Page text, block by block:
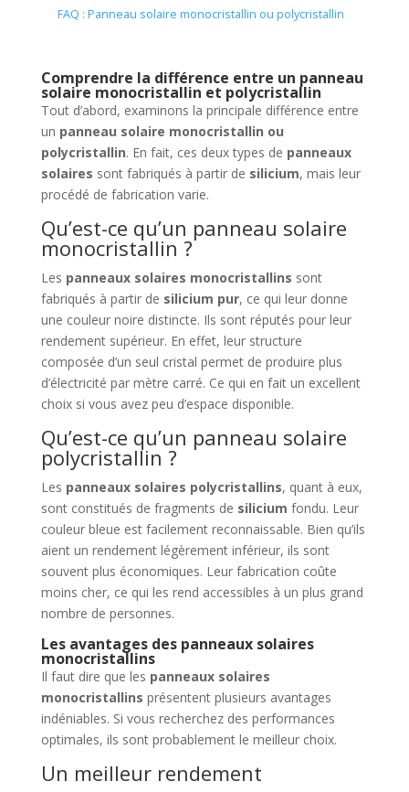
FAQ : Panneau solaire monocristallin ou polycristallin
Comprendre la différence entre un panneau
solaire monocristallin et polycristallin
Tout d’abord, examinons la principale différence entre
un panneau solaire monocristallin ou
polycristallin. En fait, ces deux types de panneaux
solaires sont fabriqués à partir de silicium, mais leur
procédé de fabrication varie.
Qu’est-ce qu’un panneau solaire
monocristallin ?
Les panneaux solaires monocristallins sont
fabriqués à partir de silicium pur, ce qui leur donne
une couleur noire distincte. Ils sont réputés pour leur
rendement supérieur. En effet, leur structure
composée d’un seul cristal permet de produire plus
d’électricité par mètre carré. Ce qui en fait un excellent
choix si vous avez peu d’espace disponible.
Qu’est-ce qu’un panneau solaire
polycristallin ?
Les panneaux solaires polycristallins, quant à eux,
sont constitués de fragments de silicium fondu. Leur
couleur bleue est facilement reconnaissable. Bien qu’ils
aient un rendement légèrement inférieur, ils sont
souvent plus économiques. Leur fabrication coûte
moins cher, ce qui les rend accessibles à un plus grand
nombre de personnes.
Les avantages des panneaux solaires
monocristallins
Il faut dire que les panneaux solaires
monocristallins présentent plusieurs avantages
indéniables. Si vous recherchez des performances
optimales, ils sont probablement le meilleur choix.
Un meilleur rendement